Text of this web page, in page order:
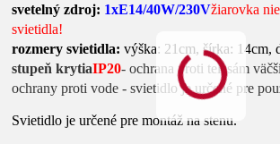
svetelný zdroj: 1xE14/40W/230Vžiarovka
svietidla!
rozmery svietidla: výška: 21cm, šírka: 14cm,
stupeň krytiaIP20- ochrana proti telesám
ochrany proti vode - svietidlo je určené pre
Svietidlo je určené pre montáž na stenu.